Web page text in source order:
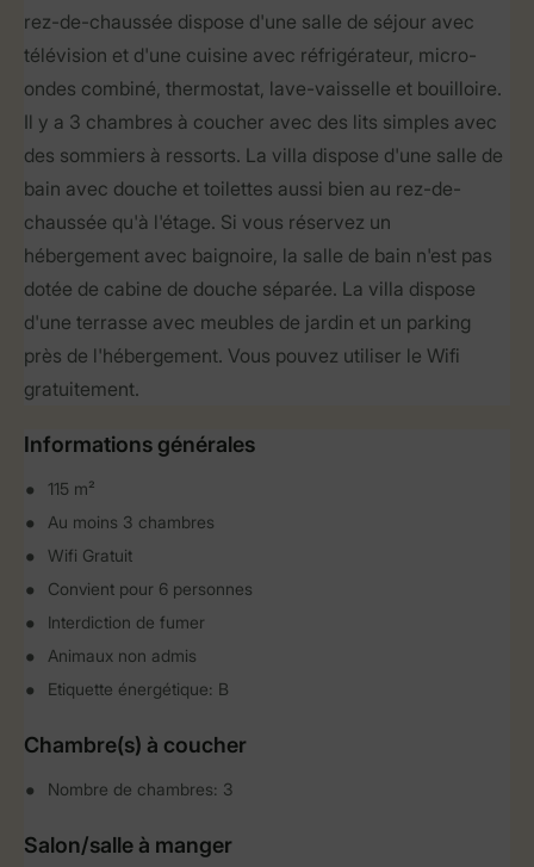
rez-de-chaussée dispose d'une salle de séjour avec
télévision et d'une cuisine avec réfrigérateur, micro-
ondes combiné, thermostat, lave-vaisselle et bouilloire.
Il y a 3 chambres à coucher avec des lits simples avec
des sommiers à ressorts. La villa dispose d'une salle de
bain avec douche et toilettes aussi bien au rez-de-
chaussée qu'à l'étage. Si vous réservez un
hébergement avec baignoire, la salle de bain n'est pas
dotée de cabine de douche séparée. La villa dispose
d'une terrasse avec meubles de jardin et un parking
près de l'hébergement. Vous pouvez utiliser le Wifi
gratuitement.
Informations générales
115 m²
Au moins 3 chambres
Wifi Gratuit
Convient pour 6 personnes
Interdiction de fumer
Animaux non admis
Etiquette énergétique: B
Chambre(s) à coucher
Nombre de chambres: 3
Salon/salle à manger